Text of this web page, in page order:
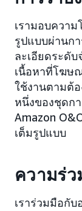
เรามอบความ
รูปแบบผ่านก
ละเอียดระดั
เนื้อหาที่โฆษ
ใช้งานตามต้อ
หนึ่งของชุดก
Amazon
เต็มรูปแบบ
ความร่ว
เราร่วมมือกั